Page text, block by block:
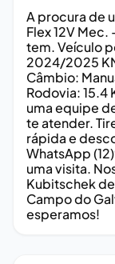
A procura de
Flex 12V
tem. Veículo
2024/2025
Câmbio:
Rodovia: 15.4
uma equipe
te atender.
rápida e
WhatsApp
uma visita.
Kubitschek de
Campo do
esperamos!